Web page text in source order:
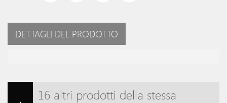
DETTAGLI DEL PRODOTTO
16 altri prodotti della stessa